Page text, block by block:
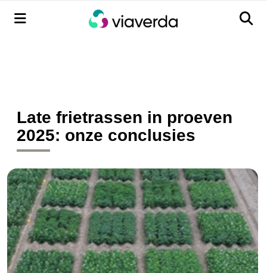
Menu Menu
Late frietrassen in proeven
2025: onze conclusies